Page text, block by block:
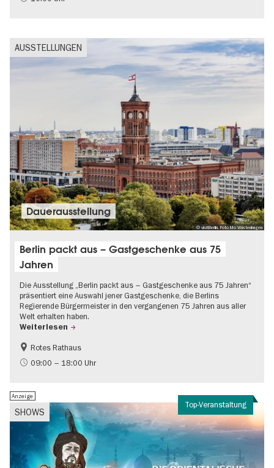
AUSSTELLUNGEN
© visitBerlin, Foto Mo Wüstenhagen
Dauer­aus­stel­lung
Berlin packt aus – Gastgeschenke aus 75
Jahren
Die Ausstellung „Berlin packt aus – Gastgeschenke aus 75 Jahren“
präsentiert eine Auswahl jener Gastgeschenke, die Berlins
Regierende Bürgermeister in den vergangenen 75 Jahren aus aller
Welt erhalten haben.
Weiterlesen
Geschichte
Gratis
Rotes Rathaus
09:00 – 18:00 Uhr
Top-Veranstaltung
SHOWS
Anzeige